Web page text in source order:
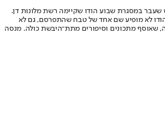
שעבר במסגרת שבוע הודו שקיימה רשת מלונות דן.
לא מופיע שם אחד של טבח שהתפרסם, גם לא
שאוסף מתכונים וסיפורים מתת־היבשת כולה. מנסה